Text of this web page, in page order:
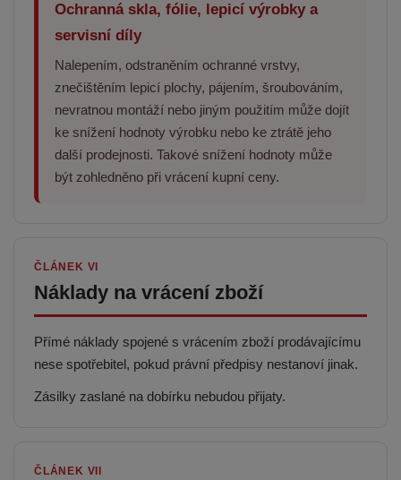
Ochranná skla, fólie, lepicí výrobky a
servisní díly
Nalepením, odstraněním ochranné vrstvy,
znečištěním lepicí plochy, pájením, šroubováním,
nevratnou montáží nebo jiným použitím může dojít
ke snížení hodnoty výrobku nebo ke ztrátě jeho
další prodejnosti. Takové snížení hodnoty může
být zohledněno při vrácení kupní ceny.
ČLÁNEK VI
Náklady na vrácení zboží
Přímé náklady spojené s vrácením zboží prodávajícímu
nese spotřebitel, pokud právní předpisy nestanoví jinak.
Zásilky zaslané na dobírku nebudou přijaty.
ČLÁNEK VII